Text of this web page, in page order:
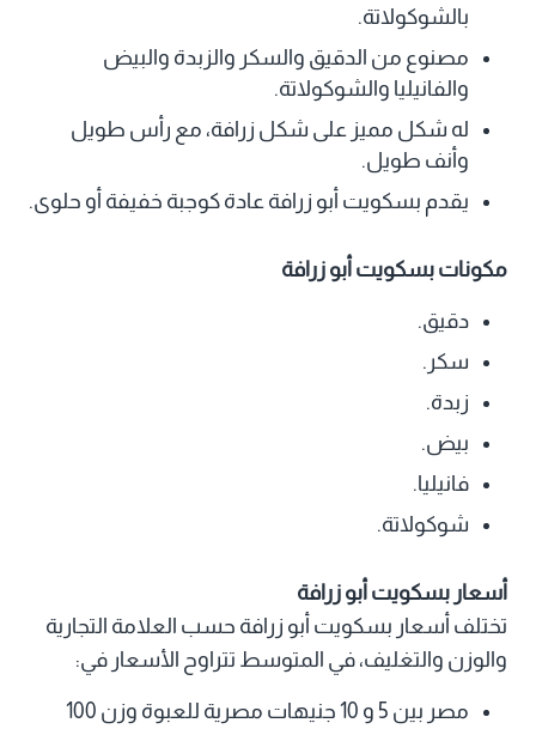
بالشوكولاتة.
مصنوع من الدقيق والسكر والزبدة والبيض
والفانيليا والشوكولاتة.
له شكل مميز على شكل زرافة، مع رأس طويل
وأنف طويل.
يقدم بسكويت أبو زرافة عادة كوجبة خفيفة أو حلوى.
مكونات بسكويت أبو زرافة
دقيق.
سكر.
زبدة.
بيض.
فانيليا.
شوكولاتة.
أسعار بسكويت أبو زرافة
تختلف أسعار بسكويت أبو زرافة حسب العلامة التجارية
والوزن والتغليف، في المتوسط تتراوح الأسعار في:
مصر بين 5 و 10 جنيهات مصرية للعبوة وزن 100